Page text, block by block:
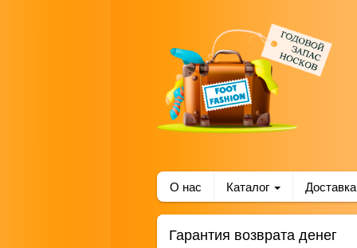
О нас Каталог Доставка
Гарантия возврата денег